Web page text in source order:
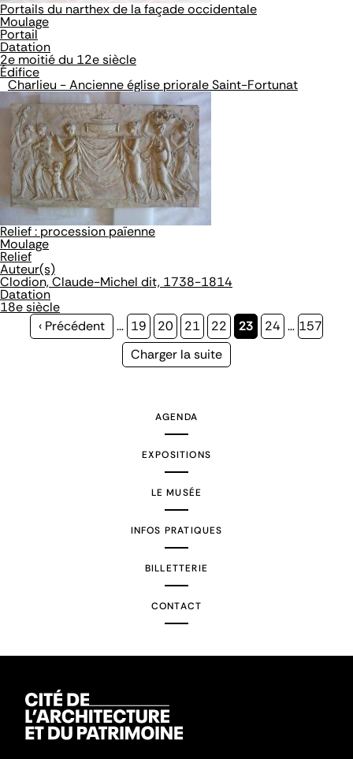
Portails du narthex de la façade occidentale
Moulage
Portail
Datation
2e moitié du 12e siècle
Édifice
Charlieu - Ancienne église priorale Saint-Fortunat
Relief : procession païenne
Moulage
Relief
Auteur(s)
Clodion, Claude-Michel dit, 1738-1814
Datation
18e siècle
Page
‹ Précédent … Page
19 Page
20 Page
21 Page
22
Page
23 Page
24 … Page
157
Page
Charger la suite
AGENDA
EXPOSITIONS
LE MUSÉE
INFOS PRATIQUES
BILLETTERIE
CONTACT